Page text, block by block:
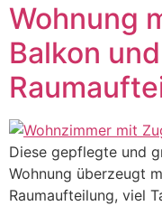
Wohnung
Balkon
Diese gepflegte und
Wohnung überzeugt
Raumaufteilung, viel